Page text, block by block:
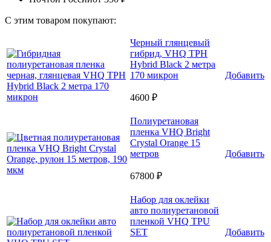
С этим товаром покупают:
Черный глянцевый
гибрид, VHQ TPH
Hybrid Black 2 метра
170 микрон
4600 ₽
Добавить
Полиуретановая
пленка VHQ Bright
Crystal Orange 15
метров
67800 ₽
Добавить
Набор для оклейки
авто полиуретановой
пленкой VHQ TPU
SET
Добавить